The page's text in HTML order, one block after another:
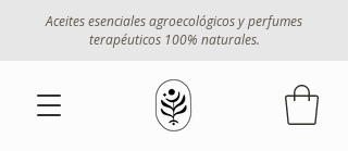
Aceites esenciales agroecológicos y perfumes
terapéuticos 100% naturales.